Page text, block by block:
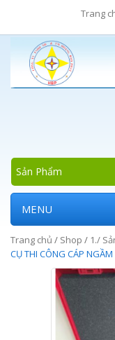
Trang
Sản Phẩm
MENU
Trang chủ / Shop / 1./
CỤ THI CÔNG CÁP